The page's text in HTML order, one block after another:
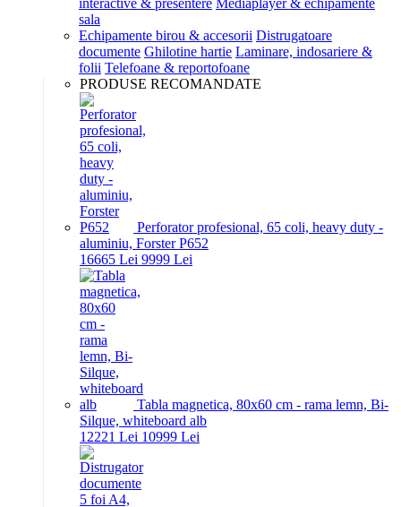
interactive & presentere Mediaplayer & echipamente
sala
Echipamente birou & accesorii Distrugatoare
documente Ghilotine hartie Laminare, indosariere &
folii Telefoane & reportofoane
PRODUSE RECOMANDATE
Perforator profesional, 65 coli, heavy duty -
aluminiu, Forster P652
16665 Lei 9999 Lei
Tabla magnetica, 80x60 cm - rama lemn, Bi-
Silque, whiteboard alb
12221 Lei 10999 Lei